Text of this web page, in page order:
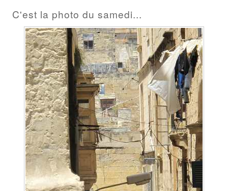
C'est la photo du samedi...